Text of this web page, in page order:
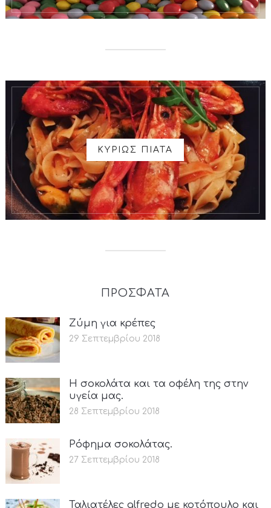
ΚΥΡΙΩΣ ΠΙΑΤΑ
ΠΡΟΣΦΑΤΑ
Ζύμη για κρέπες
29 Σεπτεμβρίου 2018
Η σοκολάτα και τα οφέλη της στην
υγεία μας.
28 Σεπτεμβρίου 2018
Ρόφημα σοκολάτας.
27 Σεπτεμβρίου 2018
Ταλιατέλες alfredo με κοτόπουλο και